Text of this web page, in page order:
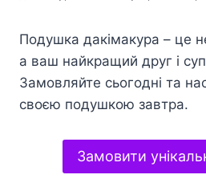
Подушка дакімакура – це
а ваш найкращий друг і
Замовляйте сьогодні та
своєю подушкою завтра.
Замовити